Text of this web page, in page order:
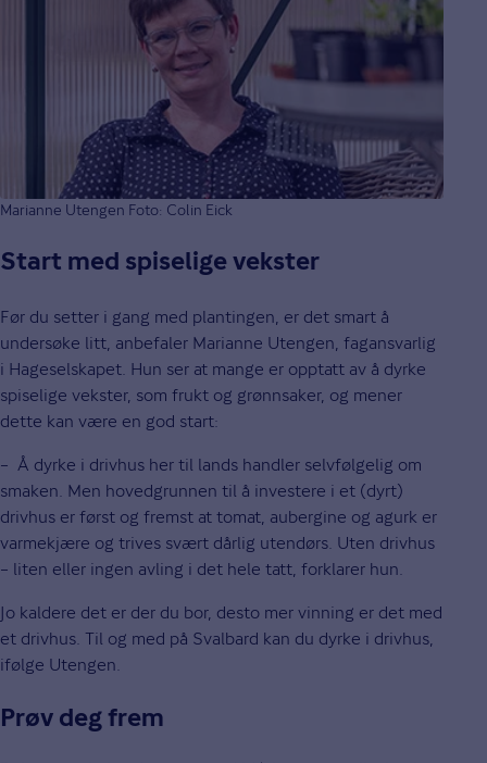
Marianne Utengen Foto: Colin Eick
Start med spiselige vekster
Før du setter i gang med plantingen, er det smart å
undersøke litt, anbefaler Marianne Utengen, fagansvarlig
i Hageselskapet. Hun ser at mange er opptatt av å dyrke
spiselige vekster, som frukt og grønnsaker, og mener
dette kan være en god start:
– Å dyrke i drivhus her til lands handler selvfølgelig om
smaken. Men hovedgrunnen til å investere i et (dyrt)
drivhus er først og fremst at tomat, aubergine og agurk er
varmekjære og trives svært dårlig utendørs. Uten drivhus
– liten eller ingen avling i det hele tatt, forklarer hun.
Jo kaldere det er der du bor, desto mer vinning er det med
et drivhus. Til og med på Svalbard kan du dyrke i drivhus,
ifølge Utengen.
Prøv deg frem